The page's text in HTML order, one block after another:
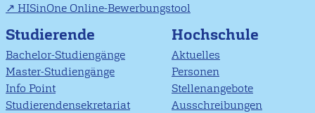
HISinOne Online-Bewerbungstool
Studierende
Bachelor-Studiengänge
Master-Studiengänge
Info Point
Studierendensekretariat
Hochschule
Aktuelles
Personen
Stellenangebote
Ausschreibungen